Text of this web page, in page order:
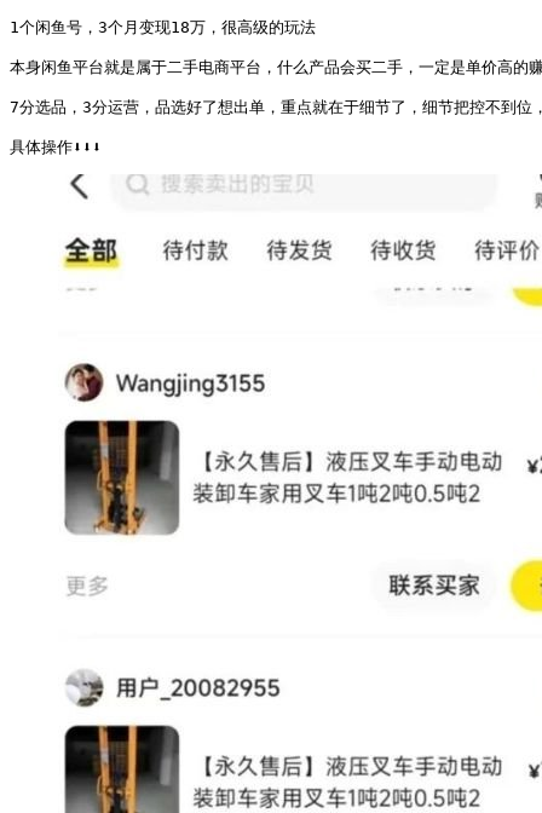
1个闲鱼号，3个月变现18万，很高级的玩法
本身闲鱼平台就是属于二手电商平台，什么产品会买二手，一定是单价高的
7分选品，3分运营，品选好了想出单，重点就在于细节了，细节把控不到位
具体操作⬇️⬇️⬇️